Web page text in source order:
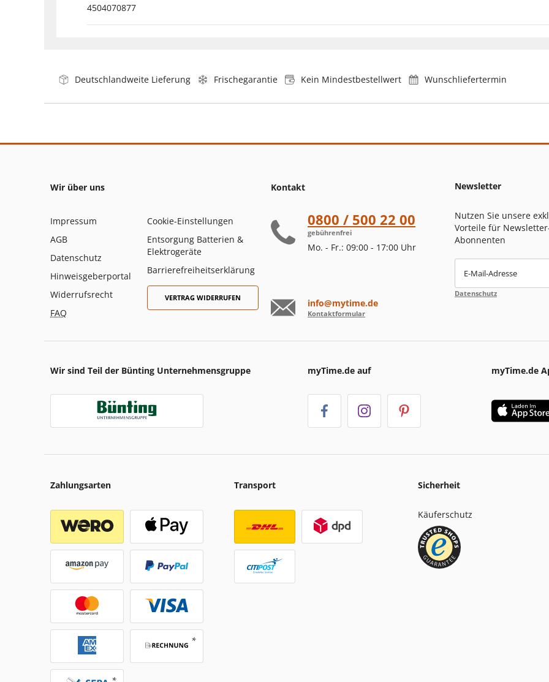
4504070877
Deutschlandweite Lieferung Frischegarantie Kein Mindestbestellwert Wunschliefertermin
Wir über uns
Impressum
AGB
Datenschutz
Hinweisgeberportal
Widerrufsrecht
FAQ
Cookie-Einstellungen
Entsorgung Batterien &
Elektrogeräte
Barrierefreiheitserklärung
VERTRAG WIDERRUFEN
Kontakt
0800 / 500 22 00
gebührenfrei
Mo. - Fr.: 09:00 - 17:00 Uhr
info@mytime.de
Kontaktformular
Newsletter
Nutzen Sie unsere
Vorteile für
Abonnenten
E-Mail-Adresse
Datenschutz
Wir sind Teil der Bünting Unternehmensgruppe myTime.de auf myTime.de
Zahlungsarten Transport Sicherheit
Käuferschutz